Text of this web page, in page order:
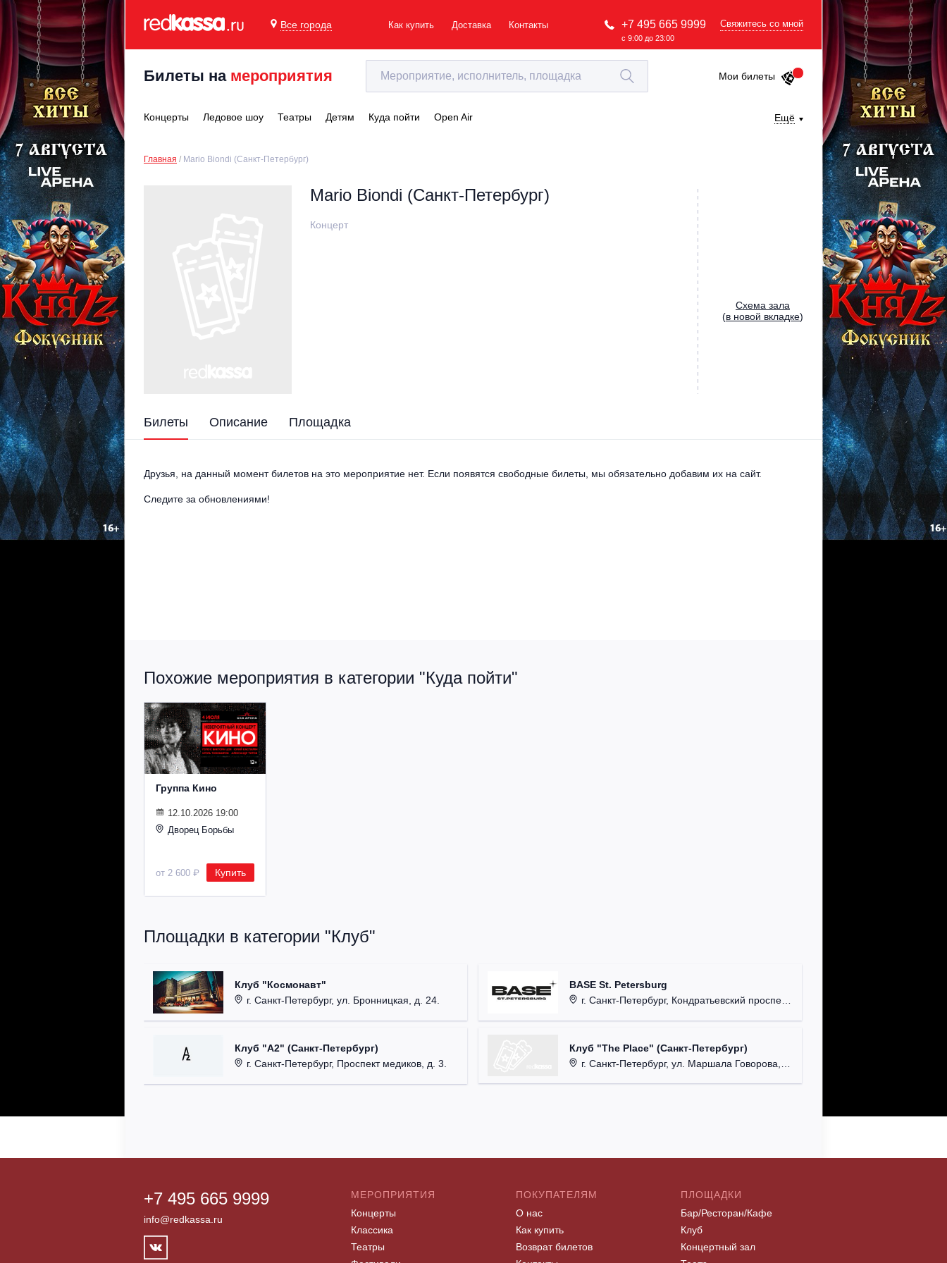
Все города Как купить Доставка Контакты +7 495 665 9999
с 9:00 до 23:00
Свяжитесь со мной
Билеты на мероприятия Мои билеты
Концерты Ледовое шоу Театры Детям Куда пойти Open Air Ещё
Главная Mario Biondi (Санкт-Петербург)
Mario Biondi (Санкт-Петербург)
Концерт
Cхема зала
(в новой вкладке)
Билеты Описание Площадка
Друзья, на данный момент билетов на это мероприятие нет. Если появятся свободные билеты, мы обязательно добавим их на сайт.
Следите за обновлениями!
Похожие мероприятия в категории "Куда пойти"
Группа Кино
12.10.2026 19:00
Дворец Борьбы
от 2 600 ₽ Купить
Площадки в категории "Клуб"
Клуб "Космонавт"
г. Санкт-Петербург, ул. Бронницкая, д. 24.
Клуб "А2" (Санкт-Петербург)
г. Санкт-Петербург, Проспект медиков, д. 3.
BASE St. Petersburg
г. Санкт-Петербург, Кондратьевский проспект, д. 44.
Клуб "The Place" (Санкт-Петербург)
г. Санкт-Петербург, ул. Маршала Говорова, д. 47.
+7 495 665 9999
info@redkassa.ru
МЕРОПРИЯТИЯ
Концерты
Классика
Театры
ПОКУПАТЕЛЯМ
О нас
Как купить
Возврат билетов
ПЛОЩАДКИ
Бар/Ресторан/Кафе
Клуб
Концертный зал